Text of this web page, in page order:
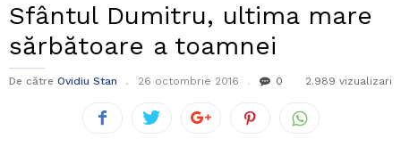
Sfântul Dumitru, ultima mare
sărbătoare a toamnei
De către Ovidiu Stan 26 octombrie 2016 0 2.989 vizualizari